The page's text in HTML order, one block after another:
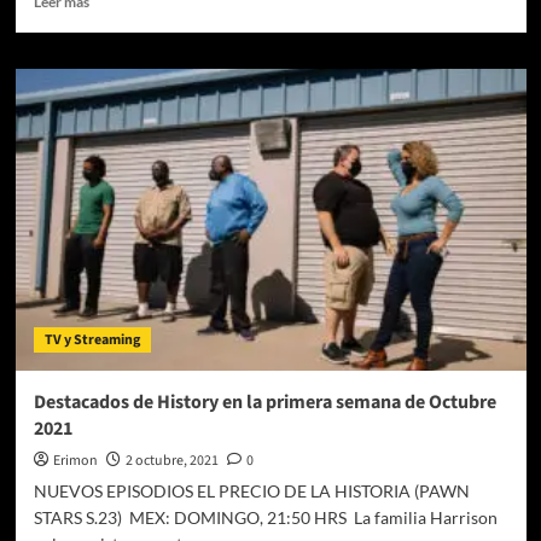
Los
destacados
de
History
para
comenzar
mayo
TV y Streaming
Destacados de History en la primera semana de Octubre
2021
Erimon 2 octubre, 2021
0
NUEVOS EPISODIOS EL PRECIO DE LA HISTORIA (PAWN
STARS S.23) MEX: DOMINGO, 21:50 HRS La familia Harrison